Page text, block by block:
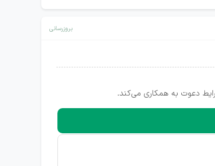
بروزرسانی
دعوت به همکاری می‌کند.